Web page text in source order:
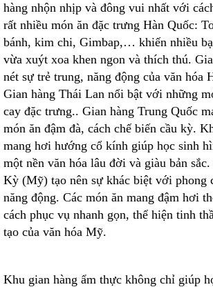
hàng nhộn nhịp và đông vui nhất với
rất nhiều món ăn đặc trưng Hàn Quốc:
bánh, kim chi, Gimbap,… khiến nhiều
vừa xuýt xoa khen ngon và thích thú.
nét sự trẻ trung, năng động của văn hóa
Gian hàng Thái Lan nổi bật với những
cay đặc trưng.. Gian hàng Trung Quốc
món ăn đậm đà, cách chế biến cầu kỳ.
mang hơi hướng cổ kính giúp học sinh
một nền văn hóa lâu đời và giàu bản
Kỳ (Mỹ) tạo nên sự khác biệt với phong
năng động. Các món ăn mang đậm hơi
cách phục vụ nhanh gọn, thể hiện tinh
tạo của văn hóa Mỹ.
Khu gian hàng ẩm thực không chỉ giúp